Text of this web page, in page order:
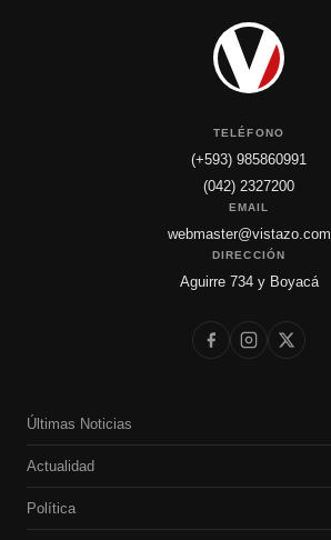
TELÉFONO
(+593) 985860991
(042) 2327200
EMAIL
webmaster@vistazo.com
DIRECCIÓN
Aguirre 734 y Boyacá
Últimas Noticias
Actualidad
Política